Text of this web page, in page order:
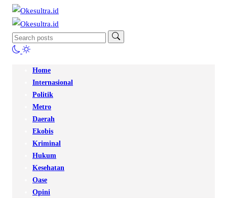
Home
Internasional
Politik
Metro
Daerah
Ekobis
Kriminal
Hukum
Kesehatan
Oase
Opini